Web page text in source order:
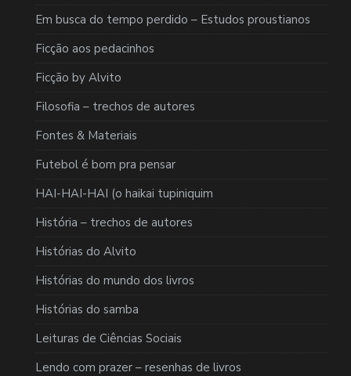
Em busca do tempo perdido – Estudos proustianos
Ficção aos pedacinhos
Ficção by Alvito
Filosofia – trechos de autores
Fontes & Materiais
Futebol é bom pra pensar
HAI-HAI-HAI (o haikai tupiniquim
História – trechos de autores
Histórias do Alvito
Histórias do mundo dos livros
Histórias do samba
Leituras de Ciências Sociais
Lendo com prazer – resenhas de livros